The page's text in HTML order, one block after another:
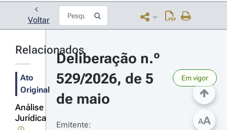
Voltar
Relacionados
Ato
Original
Análise
Jurídica
Deliberação n.º
529/2026, de 5
de maio
Em vigor
Emitente:
AA